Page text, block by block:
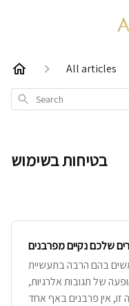
All articles
Search
בטיחות בשימוש
בהם הרבה בתעשיית
של תגובות אלרגיות,
זו, אין פרבנים באף אחד